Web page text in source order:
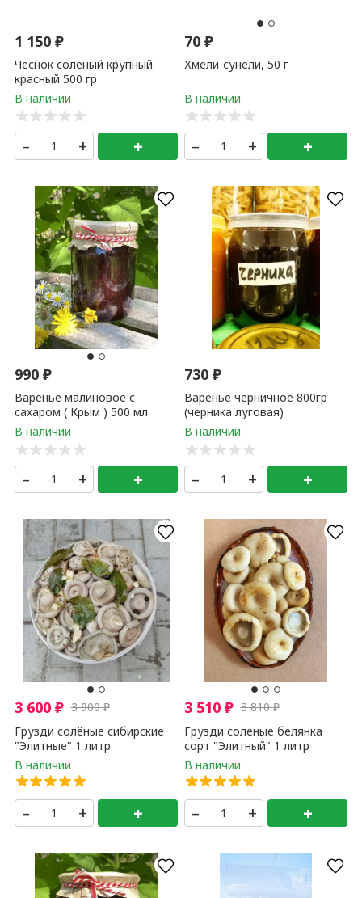
1 150₽
Чеснок соленый крупный
красный 500 гр
– + +
70₽
Хмели-сунели, 50 г
– + +
990₽
Варенье малиновое с
сахаром ( Крым ) 500 мл
– + +
730₽
Варенье черничное 800гр
(черника луговая)
– + +
3 600₽ 3 900₽
Грузди солёные сибирские
"Элитные" 1 литр
– + +
3 510₽ 3 810₽
Грузди соленые белянка
сорт "Элитный" 1 литр
– + +